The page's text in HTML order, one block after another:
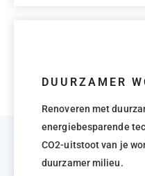
DUURZAMER
Renoveren met
energiebesparende
CO2-uitstoot van je
duurzamer milieu.